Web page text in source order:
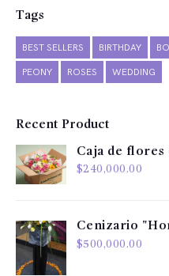
Tags
BEST SELLERS BIRTHDAY
PEONY ROSES WEDDING
Recent Product
Caja de flores
$240,000.00
Cenizario
$500,000.00